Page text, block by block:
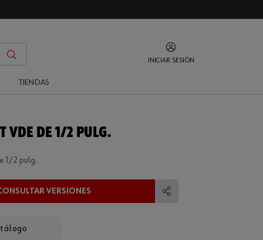
INICIAR SESIÓN
TIENDAS
VDE DE 1/2 PULG.
1/2 pulg.
VERSIONES
Compartir